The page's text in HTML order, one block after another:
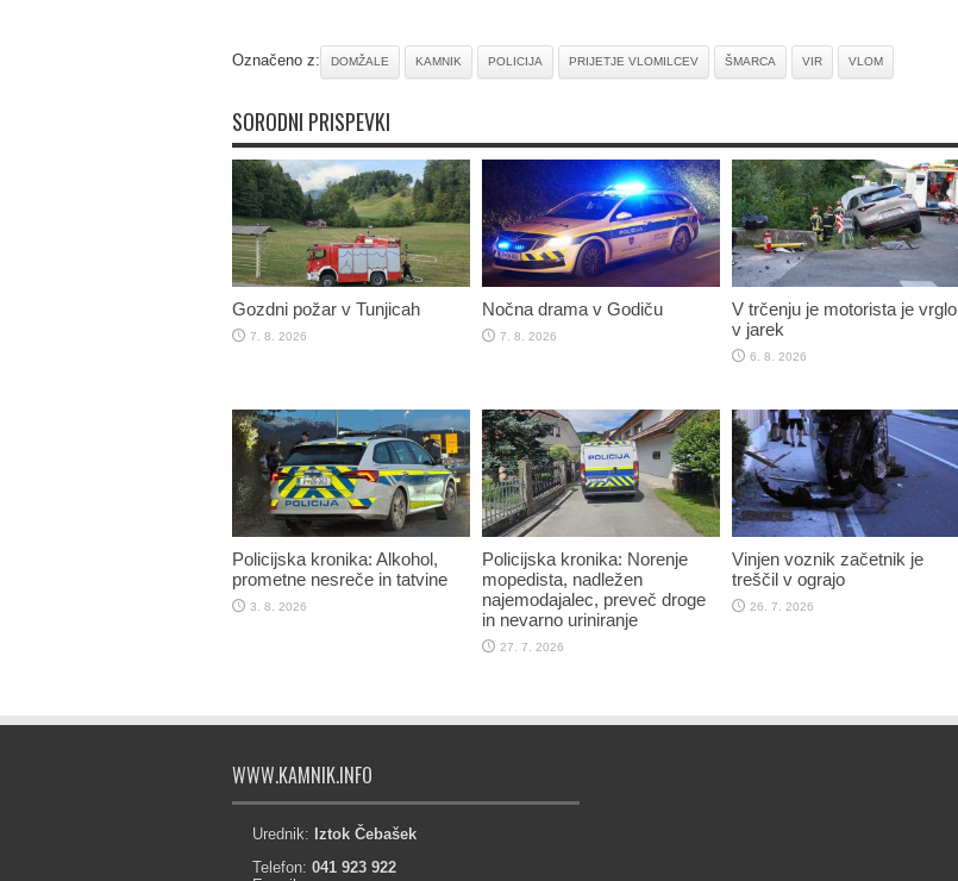
Označeno z: DOMŽALE KAMNIK POLICIJA PRIJETJE VLOMILCEV ŠMARCA VIR VLOM
SORODNI PRISPEVKI
Gozdni požar v Tunjicah
7. 8. 2026
Nočna drama v Godiču
7. 8. 2026
V trčenju je motorista je vrglo
v jarek
6. 8. 2026
Policijska kronika: Alkohol,
prometne nesreče in tatvine
3. 8. 2026
Policijska kronika: Norenje
mopedista, nadležen
najemodajalec, preveč droge
in nevarno uriniranje
27. 7. 2026
Vinjen voznik začetnik je
treščil v ograjo
26. 7. 2026
WWW.KAMNIK.INFO
Urednik: Iztok Čebašek
Telefon: 041 923 922